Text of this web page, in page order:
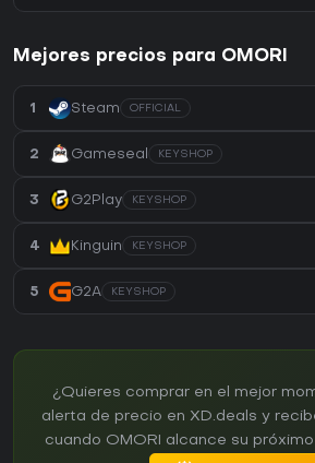
Mejores precios para OMORI
1 Steam OFFICIAL
2 Gameseal KEYSHOP
3 G2Play KEYSHOP
4 Kinguin KEYSHOP
5 G2A KEYSHOP
¿Quieres comprar en el mejor
alerta de precio en XD.deals y
cuando OMORI alcance su